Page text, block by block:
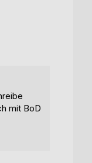
mit BoD